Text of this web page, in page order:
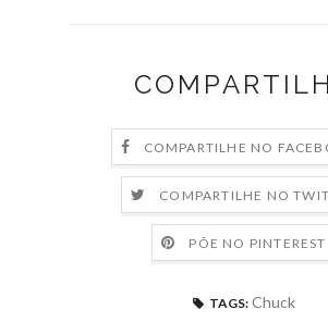
COMPARTILHE NO
COMPARTILHE NO
PÕE NO PINTEREST
TAGS: Chuck